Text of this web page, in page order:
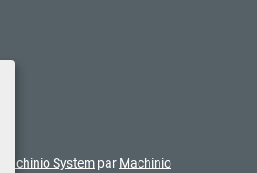
Machinio System par Machinio